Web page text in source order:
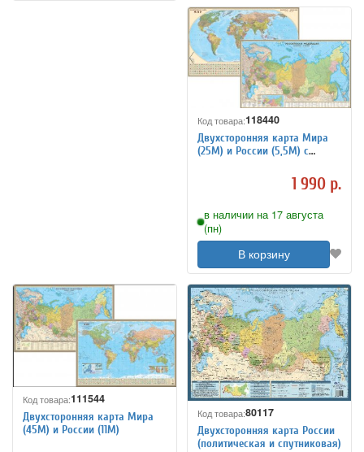
Код товара:118440
Двухсторонняя карта Мира
(25М) и России (5,5М) с
1 990 р.
в наличии на 17 августа
(пн)
В корзину
Код товара:111544
Двухсторонняя карта Мира
(45М) и России (11М)
Код товара:80117
Двухсторонняя карта России
(политическая и спутниковая)